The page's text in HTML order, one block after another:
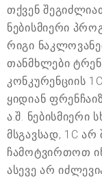
თქვენ
ნებისმიერი
რიგი
თანმხლები
კონკურენციის
ყიდიან
ა.შ. ნებისმიერი
მსგავსად, 1C
ჩამოტვირთოთ
ასევე არ